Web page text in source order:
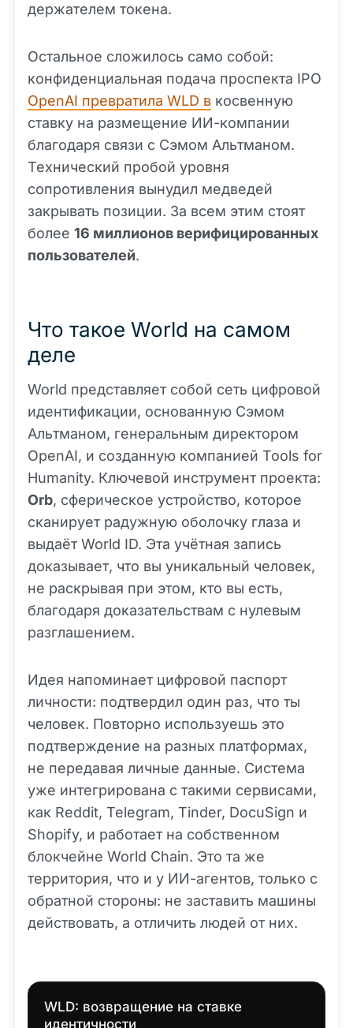
держателем токена.
Остальное сложилось само собой:
конфиденциальная подача проспекта IPO
OpenAI превратила WLD в косвенную
ставку на размещение ИИ-компании
благодаря связи с Сэмом Альтманом.
Технический пробой уровня
сопротивления вынудил медведей
закрывать позиции. За всем этим стоят
более 16 миллионов верифицированных
пользователей.
Что такое World на самом
деле
World представляет собой сеть цифровой
идентификации, основанную Сэмом
Альтманом, генеральным директором
OpenAI, и созданную компанией Tools for
Humanity. Ключевой инструмент проекта:
Orb, сферическое устройство, которое
сканирует радужную оболочку глаза и
выдаёт World ID. Эта учётная запись
доказывает, что вы уникальный человек,
не раскрывая при этом, кто вы есть,
благодаря доказательствам с нулевым
разглашением.
Идея напоминает цифровой паспорт
личности: подтвердил один раз, что ты
человек. Повторно используешь это
подтверждение на разных платформах,
не передавая личные данные. Система
уже интегрирована с такими сервисами,
как Reddit, Telegram, Tinder, DocuSign и
Shopify, и работает на собственном
блокчейне World Chain. Это та же
территория, что и у ИИ-агентов, только с
обратной стороны: не заставить машины
действовать, а отличить людей от них.
WLD: возвращение на ставке
идентичности